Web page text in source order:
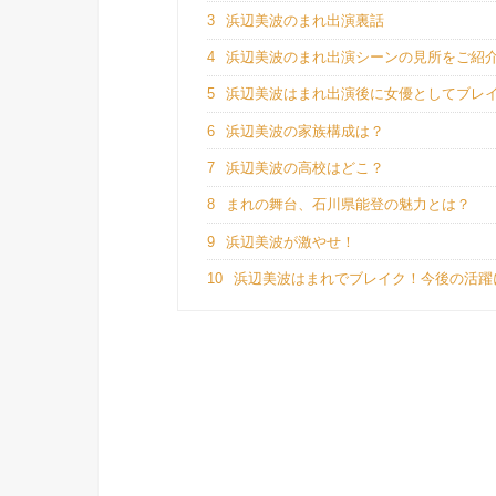
3 浜辺美波のまれ出演裏話
4 浜辺美波のまれ出演シーンの見所をご紹
5 浜辺美波はまれ出演後に女優としてブレ
6 浜辺美波の家族構成は？
7 浜辺美波の高校はどこ？
8 まれの舞台、石川県能登の魅力とは？
9 浜辺美波が激やせ！
10 浜辺美波はまれでブレイク！今後の活躍